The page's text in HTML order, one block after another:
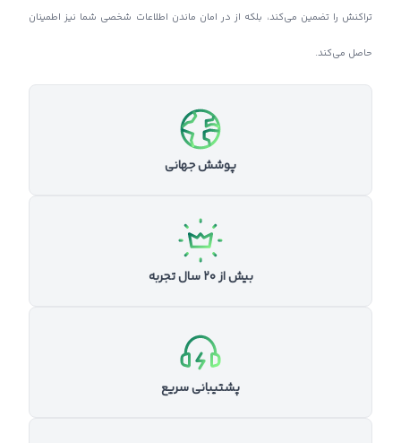
تراکنش را تضمین می‌کند، بلکه از در امان ماندن اطلاعات شخصی شما نیز اطمینان
حاصل می‌کند.
پوشش جهانی
بیش از ۲۰ سال تجربه
پشتیبانی سریع